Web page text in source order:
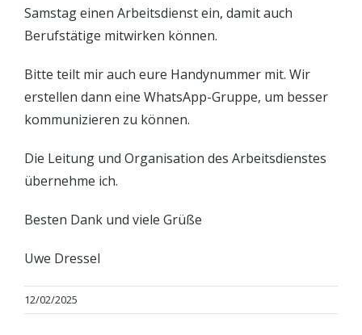
Samstag einen Arbeitsdienst ein, damit auch
Berufstätige mitwirken können.
Bitte teilt mir auch eure Handynummer mit. Wir
erstellen dann eine WhatsApp-Gruppe, um besser
kommunizieren zu können.
Die Leitung und Organisation des Arbeitsdienstes
übernehme ich.
Besten Dank und viele Grüße
Uwe Dressel
12/02/2025